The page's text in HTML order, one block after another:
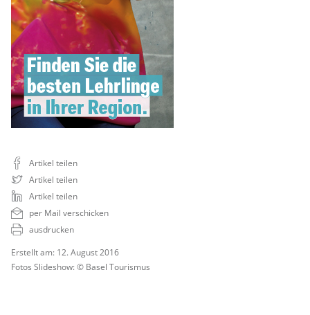
Artikel teilen
Artikel teilen
Artikel teilen
per Mail verschicken
ausdrucken
Erstellt am: 12. August 2016
Fotos Slideshow: © Basel Tourismus